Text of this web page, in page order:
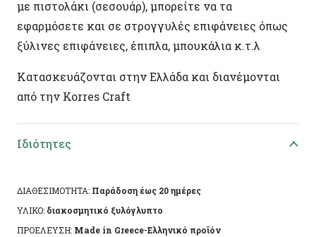
με πιστολάκι (σεσουάρ), μπορείτε να τα
εφαρμόσετε και σε στρογγυλές επιφάνειες όπως
ξύλινες επιφάνειες, έπιπλα, μπουκάλια κ.τ.λ
Κατασκευάζονται στην Ελλάδα και διανέμονται
από την Korres Craft
Ιδιότητες
ΔΙΑΘΕΣΙΜΟΤΗΤΑ: Παράδοση έως 20 ημέρες
ΥΛΙΚΟ: διακοσμητικό ξυλόγλυπτο
ΠΡΟΕΛΕΥΣΗ: Made in Greece-Ελληνικό προϊόν